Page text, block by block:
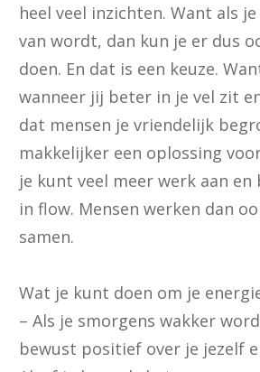
heel veel inzichten. Want als
van wordt, dan kun je er dus
doen. En dat is een keuze.
wanneer jij beter in je vel zit
dat mensen je vriendelijk
makkelijker een oplossing
je kunt veel meer werk aan
in flow. Mensen werken dan
samen.
Wat je kunt doen om je
– Als je smorgens wakker
bewust positief over je jezelf